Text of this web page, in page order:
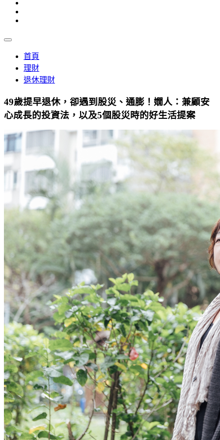
首頁
理財
退休理財
49歲提早退休，卻遇到股災、通膨！嫺人：兼顧安
心成長的投資法，以及5個股災時的好生活提案